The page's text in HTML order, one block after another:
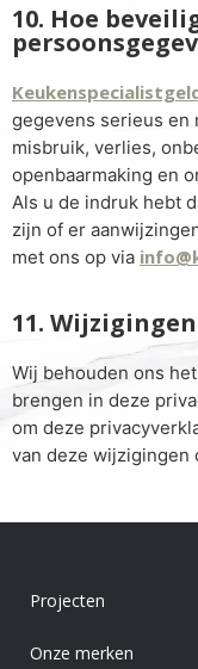
10. Hoe
gegevens serieus en
misbruik, verlies,
openbaarmaking en
Als u de indruk hebt
zijn of er
met ons op via
11.
Wij behouden ons
brengen in deze
om deze
van deze wijzigingen
Projecten
Onze merken